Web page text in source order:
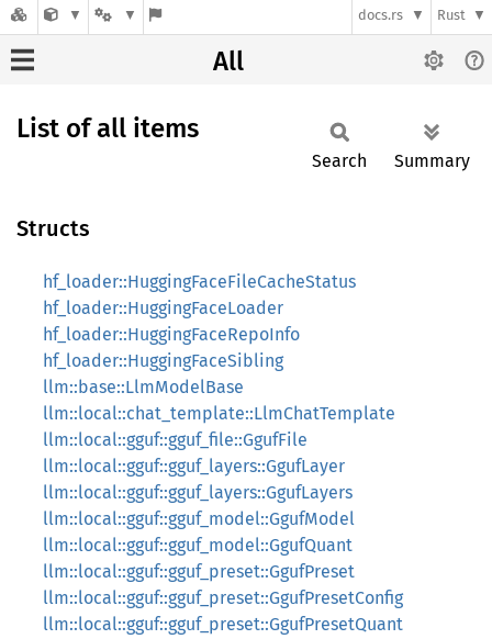
docs.rs Rust
All
List of all items
Search Summary
Structs
hf_loader::HuggingFaceFileCacheStatus
hf_loader::HuggingFaceLoader
hf_loader::HuggingFaceRepoInfo
hf_loader::HuggingFaceSibling
llm::base::LlmModelBase
llm::local::chat_template::LlmChatTemplate
llm::local::gguf::gguf_file::GgufFile
llm::local::gguf::gguf_layers::GgufLayer
llm::local::gguf::gguf_layers::GgufLayers
llm::local::gguf::gguf_model::GgufModel
llm::local::gguf::gguf_model::GgufQuant
llm::local::gguf::gguf_preset::GgufPreset
llm::local::gguf::gguf_preset::GgufPresetConfig
llm::local::gguf::gguf_preset::GgufPresetQuant